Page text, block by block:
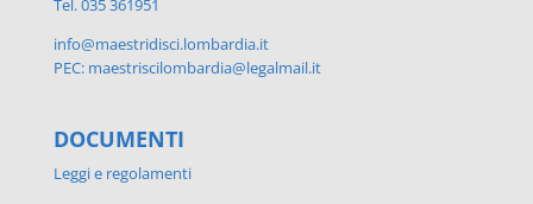
info@maestridisci.lombardia.it
PEC: maestriscilombardia@legalmail.it
DOCUMENTI
Leggi e regolamenti